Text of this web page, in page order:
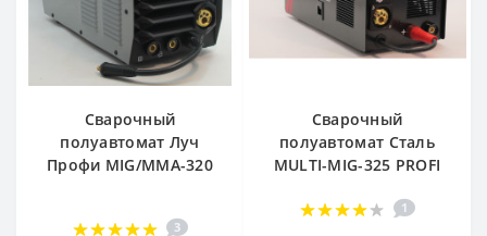
Сварочный
полуавтомат Луч
Профи MIG/MMA-320
3
Сварочный
полуавтомат Сталь
MULTI-MIG-325 PROFI
1